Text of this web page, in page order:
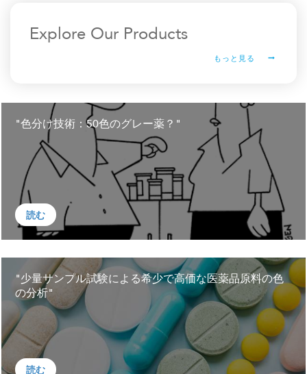
Explore Our Products
もっと見る
"色分け技術：50色のグレー薬？"
読む
"少量サンプル試験による希少で高価な医薬品原料の色
の分析"
読む